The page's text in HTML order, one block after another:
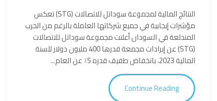
النتائج المالية لمجموعة سوداتل للاتصالات (STG) تعكس
مؤشرات إيجابية في جميع شركاتها العاملة بالرغم من الحرب
المندلعة في السودان أعلنت مجموعة سوداتل للاتصالات
(STG) عن إيرادات مجمعة قدرها 400 مليون دولار للسنة
المالية 2023، بانخفاض طفيف قدره 5٪ عن العام...
Continue Reading